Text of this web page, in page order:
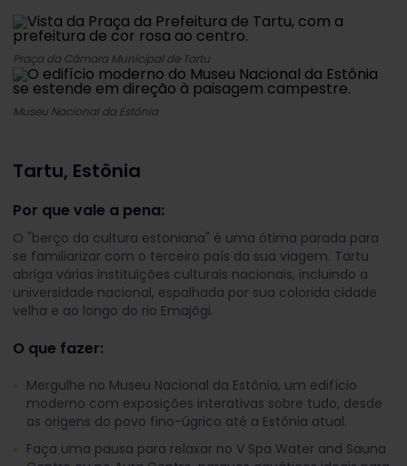
Praça da Câmara Municipal de Tartu
Museu Nacional da Estônia
Tartu, Estônia
Por que vale a pena:
O "berço da cultura estoniana" é uma ótima parada para
se familiarizar com o terceiro país da sua viagem. Tartu
abriga várias instituições culturais nacionais, incluindo a
universidade nacional, espalhada por sua colorida cidade
velha e ao longo do rio Emajõgi.
O que fazer:
Mergulhe no Museu Nacional da Estônia, um edifício
moderno com exposições interativas sobre tudo, desde
as origens do povo fino-úgrico até a Estônia atual.
Faça uma pausa para relaxar no V Spa Water and Sauna